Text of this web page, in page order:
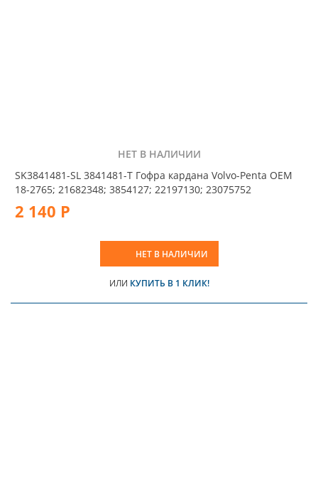
НЕТ В НАЛИЧИИ
SK3841481-SL 3841481-T Гофра кардана Volvo-Penta OEM
18-2765; 21682348; 3854127; 22197130; 23075752
2 140 Р
НЕТ В НАЛИЧИИ
ИЛИ КУПИТЬ В 1 КЛИК!